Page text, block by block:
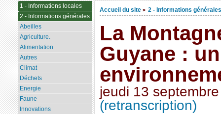
Accueil du site > 2 - Informations générales
La
Guyane :
jeudi 13
(retranscription)
1 - Informations locales
2 - Informations générales
Abeilles
Agriculture.
Alimentation
Autres
Climat
Déchets
Energie
Faune
Innovations